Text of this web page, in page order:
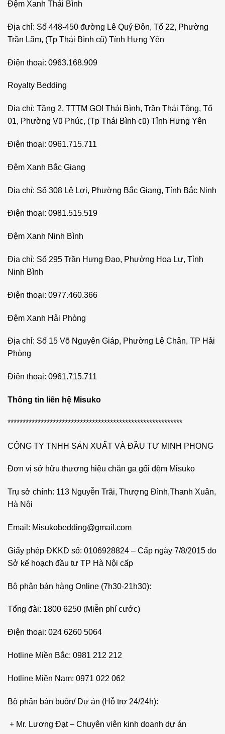
Đệm Xanh Thái Bình
Địa chỉ: Số 448-450 đường Lê Quý Đôn, Tổ 22, Phường
Trần Lãm, (Tp Thái Bình cũ) Tỉnh Hưng Yên
Điện thoại: 0963.168.909
Royalty Bedding
Địa chỉ: Tầng 2, TTTM GO! Thái Bình, Trần Thái Tông, Tổ
01, Phường Vũ Phúc, (Tp Thái Bình cũ) Tỉnh Hưng Yên
Điện thoại: 0961.715.711
Đệm Xanh Bắc Giang
Địa chỉ: Số 308 Lê Lợi, Phường Bắc Giang, Tỉnh Bắc Ninh
Điện thoại: 0981.515.519
Đệm Xanh Ninh Bình
Địa chỉ: Số 295 Trần Hưng Đạo, Phường Hoa Lư, Tỉnh
Ninh Bình
Điện thoại: 0977.460.366
Đệm Xanh Hải Phòng
Địa chỉ: Số 15 Võ Nguyên Giáp, Phường Lê Chân, TP Hải
Phòng
Điện thoại: 0961.715.711
Thông tin liên hệ Misuko
**********************************************************
CÔNG TY TNHH SẢN XUẤT VÀ ĐẦU TƯ MINH PHONG
Đơn vị sở hữu thương hiệu chăn ga gối đệm Misuko
Trụ sở chính: 113 Nguyễn Trãi, Thượng Đình,Thanh Xuân,
Hà Nội
Email: Misukobedding@gmail.com
Giấy phép ĐKKD số: 0106928824 – Cấp ngày 7/8/2015 do
Sở kế hoạch đầu tư TP Hà Nội cấp
Bộ phận bán hàng Online (7h30-21h30):
Tổng đài: 1800 6250 (Miễn phí cước)
Điện thoại: 024 6260 5064
Hotline Miền Bắc: 0981 212 212
Hotline Miền Nam: 0971 022 062
Bộ phận bán buôn/ Dự án (Hỗ trợ 24/24h):
+ Mr. Lương Đạt – Chuyên viên kinh doanh dự án